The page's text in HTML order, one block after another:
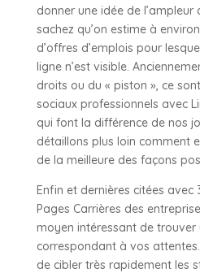
donner une idée de l’ampleur
sachez qu’on estime à
d’offres d’emplois pour
ligne n’est visible.
droits ou du « piston », ce
sociaux professionnels avec
qui font la différence de nos
détaillons plus loin comment
de la meilleure des façons
Enfin et dernières citées avec
Pages Carrières des
moyen intéressant de trouver
correspondant à vos
de cibler très rapidement les